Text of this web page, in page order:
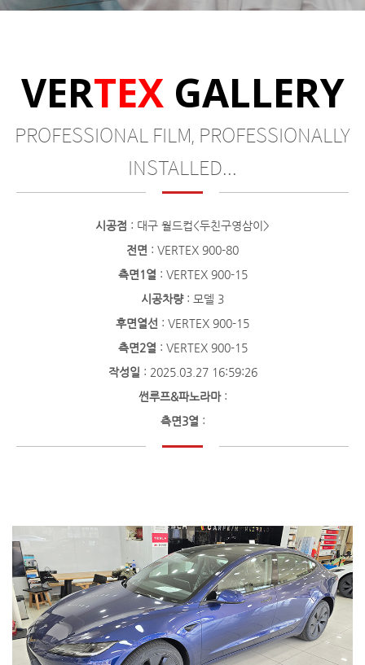
VERTEXGALLERY
PROFESSIONAL FILM, PROFESSIONALLY
INSTALLED...
시공점 : 대구 월드컵<두친구영삼이>
전면 : VERTEX 900-80
측면1열 : VERTEX 900-15
시공차량: 모델 3
후면열선 : VERTEX 900-15
측면2열 : VERTEX 900-15
작성일 : 2025.03.27 16:59:26
썬루프&파노라마:
측면3열 :